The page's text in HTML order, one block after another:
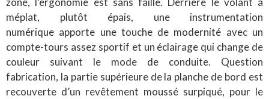
méplat, plutôt épais, une instrumentation
numérique apporte une touche de modernité avec un
compte-tours assez sportif et un éclairage qui change de
couleur suivant le mode de conduite. Question
fabrication, la partie supérieure de la planche de bord est
recouverte d’un revêtement moussé surpiqué, pour le